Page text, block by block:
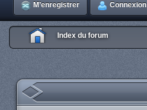
M’enregistrer Connexion
Index du forum